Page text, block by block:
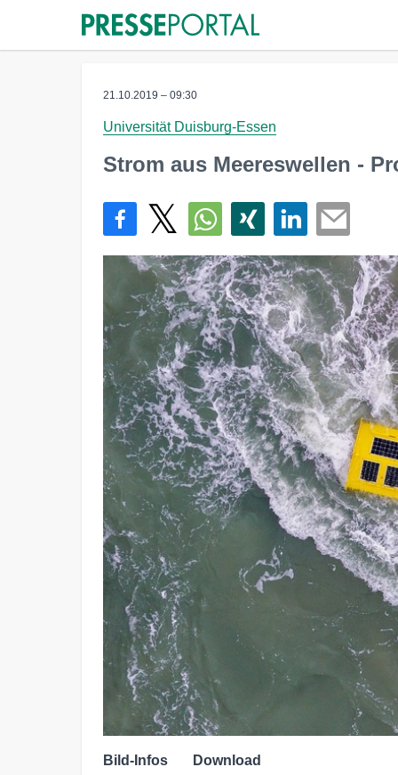
21.10.2019 – 09:30
Universität Duisburg-Essen
Strom aus Meereswellen -
Bild-Infos Download